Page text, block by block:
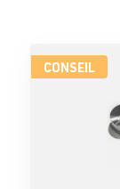
CONSEIL